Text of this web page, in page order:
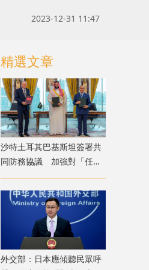
2023-12-31 11:47
精選文章
沙特土耳其巴基斯坦簽署共
同防務協議 加強對「任何
侵略行為」共同威懾
外交部：日本應傾聽民眾呼